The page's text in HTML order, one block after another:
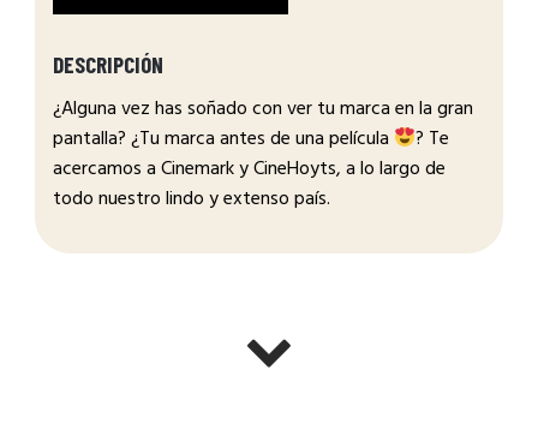
DESCRIPCIÓN
¿Alguna vez has soñado con ver tu marca en la gran
pantalla? ¿Tu marca antes de una película
? Te
acercamos a Cinemark y CineHoyts, a lo largo de
todo nuestro lindo y extenso país.